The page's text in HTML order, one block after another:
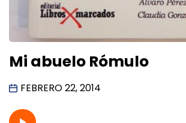
Mi abuelo Rómulo
FEBRERO 22, 2014